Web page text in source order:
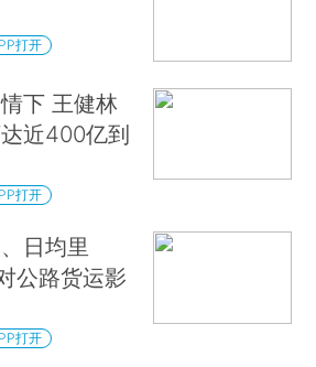
打开
下 王健林
近400亿到
打开
日均里
公路货运影
打开